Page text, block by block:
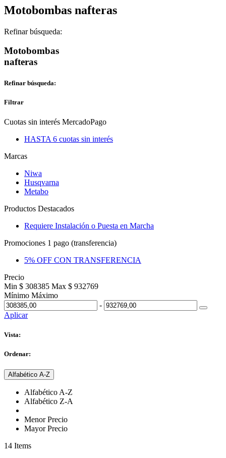
Motobombas nafteras
Refinar búsqueda:
Motobombas
nafteras
Refinar búsqueda:
Filtrar
Cuotas sin interés MercadoPago
HASTA 6 cuotas sin interés
Marcas
Niwa
Husqvarna
Metabo
Productos Destacados
Requiere Instalación o Puesta en Marcha
Promociones 1 pago (transferencia)
5% OFF CON TRANSFERENCIA
Precio
Min $ 308385 Max $ 932769
Mínimo Máximo
-
Aplicar
Vista:
Ordenar:
Alfabético A-Z
Alfabético A-Z
Alfabético Z-A
Menor Precio
Mayor Precio
14 Items